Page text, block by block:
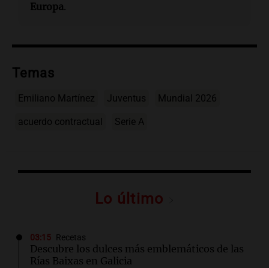
Europa.
Temas
Emiliano Martínez Juventus Mundial 2026
acuerdo contractual Serie A
Lo último
03:15 Recetas
Descubre los dulces más emblemáticos de las
Rías Baixas en Galicia